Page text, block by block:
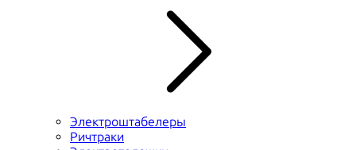
Электроштабелеры
Ричтраки